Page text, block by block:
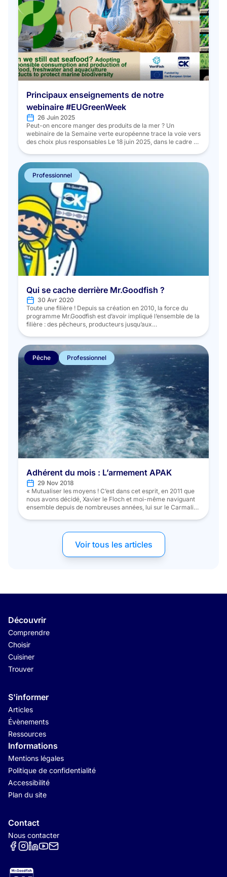
Principaux enseignements de notre
webinaire #EUGreenWeek
26 Juin 2025
Peut-on encore manger des produits de la mer ? Un
webinaire de la Semaine verte européenne trace la voie vers
des choix plus responsables Le 18 juin 2025, dans le cadre de
Mr.Goodfish 3.0 et VeriFish, […]
Professionnel
Qui se cache derrière Mr.Goodfish ?
30 Avr 2020
Toute une filière ! Depuis sa création en 2010, la force du
programme Mr.Goodfish est d’avoir impliqué l’ensemble de la
filière : des pêcheurs, producteurs jusqu’aux
voulait remercier toutes ces personnes et ces structures qui
conjointement, ont permis au […]
Pêche Professionnel
Adhérent du mois : L’armement APAK
29 Nov 2018
« Mutualiser les moyens ! C’est dans cet esprit, en 2011 que
nous avons décidé, Xavier le Floch et moi-même naviguant
ensemble depuis de nombreuses années, lui sur le Carmalia
Artisanale de Keroman). […]
Voir tous les articles
Découvrir
Comprendre
Choisir
Cuisiner
Trouver
S'informer
Articles
Évènements
Ressources
Informations
Mentions légales
Politique de confidentialité
Accessibilité
Plan du site
Contact
Nous contacter
Réseaux sociaux